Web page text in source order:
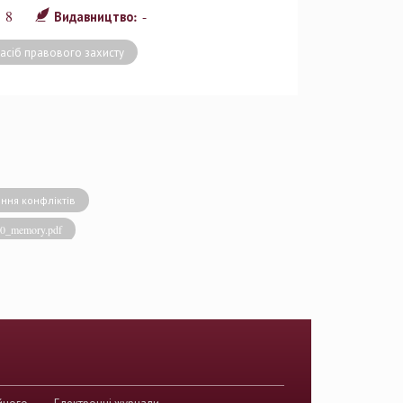
8 Видавництво: -
правового захисту
конфліктів
акти КСУ